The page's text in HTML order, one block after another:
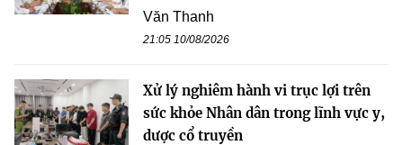
Văn Thanh
21:05 10/08/2026
Xử lý nghiêm hành vi trục lợi trên
sức khỏe Nhân dân trong lĩnh vực y,
dược cổ truyền